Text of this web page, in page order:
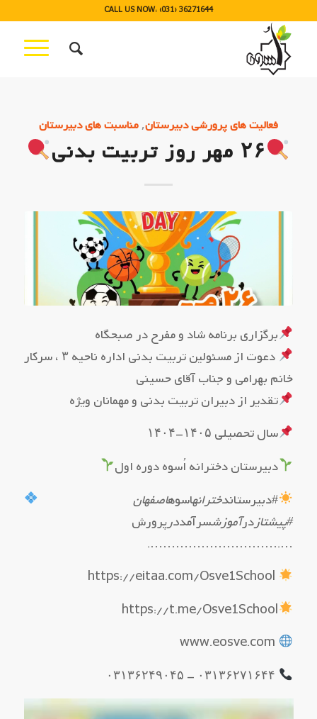
CALL US NOW: (031) 36271644
فعالیت های پرورشی دبیرستان, مناسبت های دبیرستان
۲۶ مهر روز تربیت بدنی
برگزاری برنامه شاد و مفرح در صبحگاه
دعوت از مسئولین تربیت بدنی اداره ناحیه ۳ ، سرکار
خانم بهرامی و جناب آقای حسینی
تقدیر از دبیران تربیت بدنی و مهمانان ویژه
سال تحصیلی ۱۴۰۵-۱۴۰۴
دبیرستان دخترانه اُسوه دوره اول
#دبیرستاندخترانهاسوهاصفهان
#پیشتازدرآموزشسرآمددرپرورش
….………………………….
https://t.me/Osve1School